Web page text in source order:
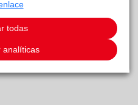
el temor a los humanos,
que aquí solo tienen buenas
a socializar un poco. Si
a estos gatitos y dejarles el
seguros, les estaremos
todas
analíticas